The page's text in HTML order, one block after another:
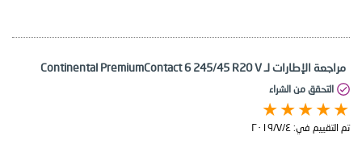
مراجعة الإطارات لـ Continental PremiumContact 6 245/45 R20 V
التحقق من الشراء
تم التقييم في: ٤‏/٧‏/٢٠١٩